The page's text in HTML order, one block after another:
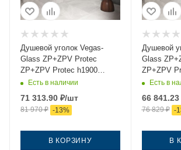
Душевой уголок Vegas-
Glass ZP+ZPV Protec
ZP+ZPV Protec h1900
130*75 06 01 130х75 стекло
прозрачное профиль
вороненая сталь без
поддона
Есть в наличии
71 313.90 ₽/шт
81 970₽ -13%
В КОРЗИНУ
Душевой
Glass
ZP+ZPV
130*75 03
рифленое
без
Есть в
66 841.23
76 829₽ -
В